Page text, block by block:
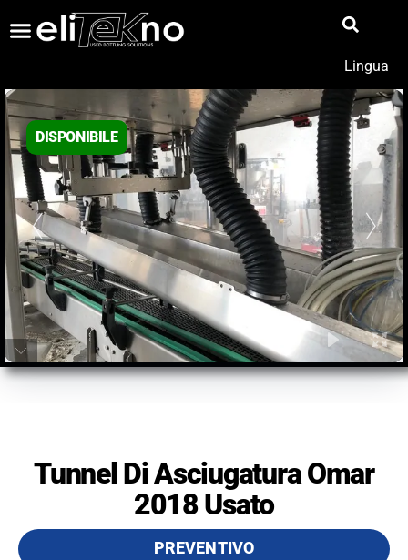
Lingua
DISPONIBILE
Tunnel Di Asciugatura Omar
2018 Usato
PREVENTIVO